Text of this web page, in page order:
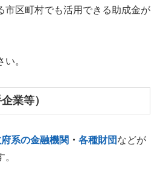
市区町村でも活用できる助成金が
。
業等）
系の金融機関 ・ 各種財団 などが